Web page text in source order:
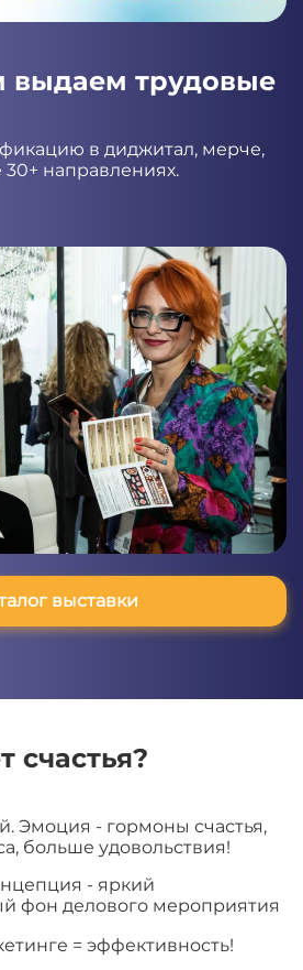
выдаем трудовые
в диджитал, мерче,
направлениях.
выставки
счастья?
Эмоция - гормоны счастья,
больше удовольствия!
- яркий
фон делового мероприятия
= эффективность!